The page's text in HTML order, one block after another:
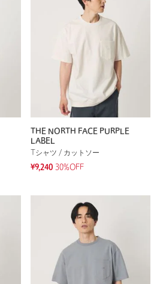
THE NORTH FACE PURPLE
LABEL
Tシャツ / カットソー
¥9,240 30%OFF